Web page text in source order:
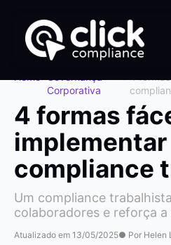
Corporativa
4 formas
implementar
compliance
Um compliance
colaboradores e reforça
Atualizado em 13/05/2025● Por Helen